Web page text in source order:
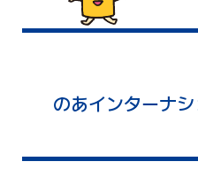
のあインターナ